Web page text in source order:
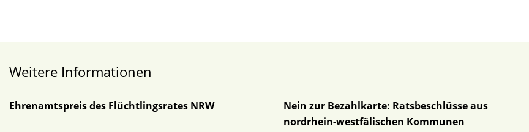
Weitere Informationen
Ehrenamtspreis des Flüchtlingsrates NRW
Nein zur Bezahlkarte: Ratsbeschlüsse aus
nordrhein-westfälischen Kommunen